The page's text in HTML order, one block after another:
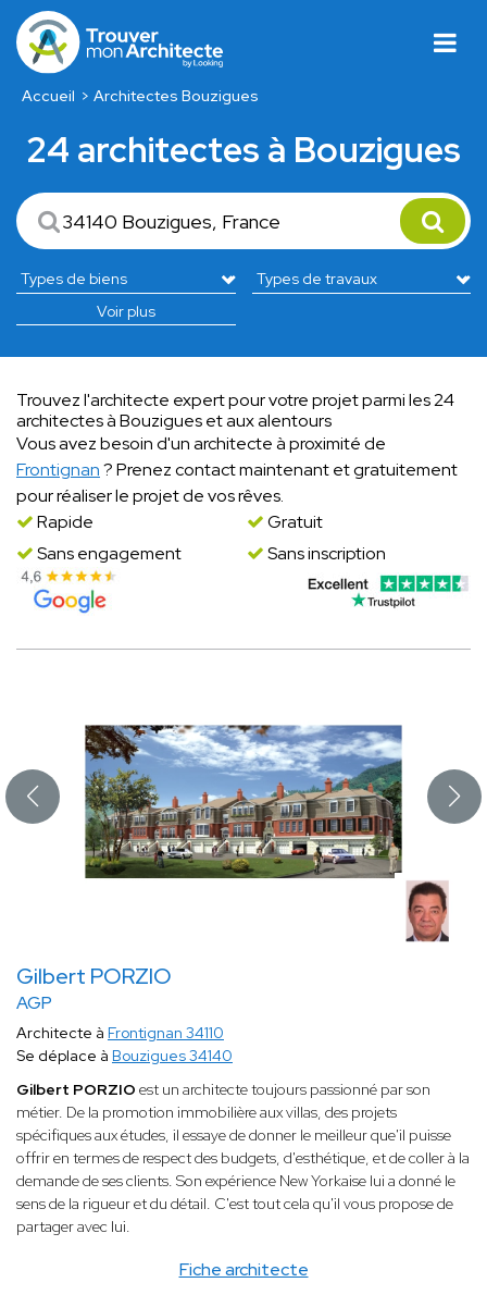
Accueil Architectes Bouzigues
24 architectes à Bouzigues
Voir plus
Trouvez l'architecte expert pour votre projet parmi les 24
architectes à Bouzigues et aux alentours
Vous avez besoin d'un architecte à proximité de
Frontignan? Prenez contact maintenant et gratuitement
pour réaliser le projet de vos rêves.
Rapide
Gratuit
Sans engagement
Sans inscription
Gilbert PORZIO
AGP
Fiche architecte
Architecte à Frontignan 34110
Se déplace à Bouzigues 34140
Gilbert PORZIO est un architecte toujours passionné par son
métier. De la promotion immobilière aux villas, des projets
spécifiques aux études, il essaye de donner le meilleur que'il puisse
offrir en termes de respect des budgets, d'esthétique, et de coller à la
demande de ses clients. Son expérience New Yorkaise lui a donné le
sens de la rigueur et du détail. C'est tout cela qu'il vous propose de
partager avec lui.